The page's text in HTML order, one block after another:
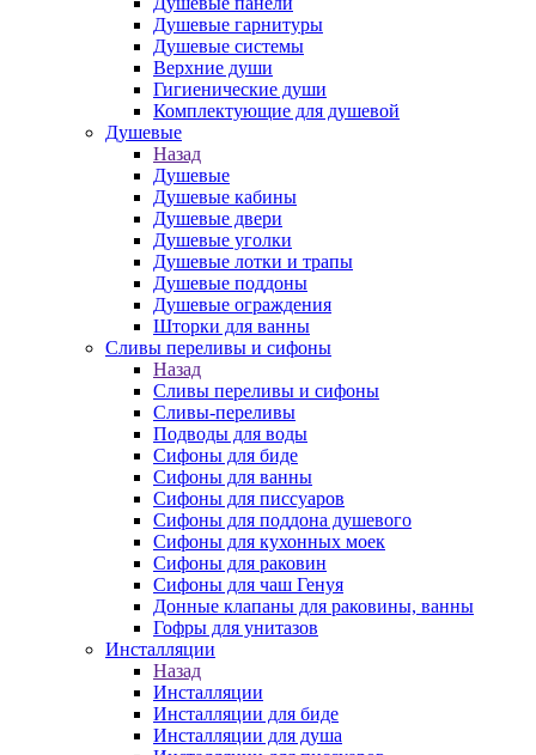
Душевые гарнитуры
Душевые системы
Верхние души
Гигиенические души
Комплектующие для душевой
Душевые
Назад
Душевые
Душевые кабины
Душевые двери
Душевые уголки
Душевые лотки и трапы
Душевые поддоны
Душевые ограждения
Шторки для ванны
Сливы переливы и сифоны
Назад
Сливы переливы и сифоны
Сливы-переливы
Подводы для воды
Сифоны для биде
Сифоны для ванны
Сифоны для писсуаров
Сифоны для поддона душевого
Сифоны для кухонных моек
Сифоны для раковин
Сифоны для чаш Генуя
Донные клапаны для раковины, ванны
Гофры для унитазов
Инсталляции
Назад
Инсталляции
Инсталляции для биде
Инсталляции для душа